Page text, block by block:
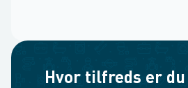
Hvor tilfreds er du